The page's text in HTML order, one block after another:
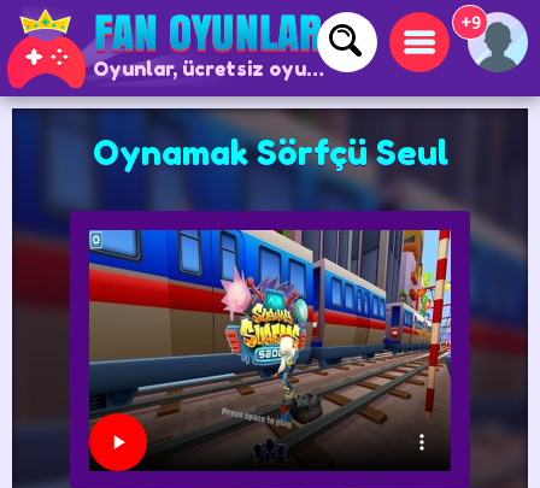
Oyunlar, ücretsiz oyunlar ve çevrimiçi oyunlar
+9
Oynamak Sörfçü Seul